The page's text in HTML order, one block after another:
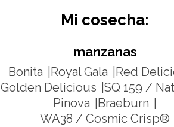
Mi cosecha:
manzanas
Bonita Royal Gala
Red
Golden Delicious SQ 159 /
Pinova
Braeburn
WA38 / Cosmic Crisp®